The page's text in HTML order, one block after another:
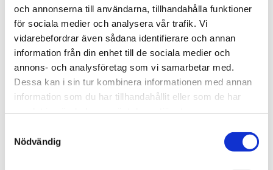
och annonserna till användarna, tillhandahålla funktioner
för sociala medier och analysera vår trafik. Vi
vidarebefordrar även sådana identifierare och annan
information från din enhet till de sociala medier och
annons- och analysföretag som vi samarbetar med.
Dessa kan i sin tur kombinera informationen med annan
information som du har tillhandahållit eller som de har
Nödvändig
Lägg till i favoriter
POPULÄRAST!